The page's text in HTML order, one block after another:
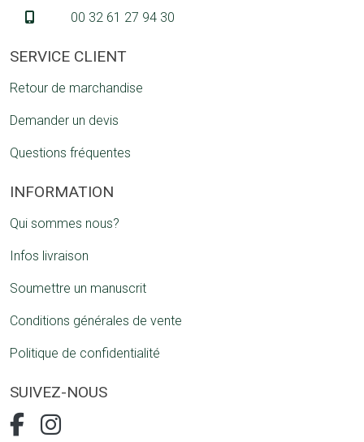
00 32 61 27 94 30
SERVICE CLIENT
Retour de marchandise
Demander un devis
Questions fréquentes
INFORMATION
Qui sommes nous?
Infos livraison
Soumettre un manuscrit
Conditions générales de vente
Politique de confidentialité
SUIVEZ-NOUS